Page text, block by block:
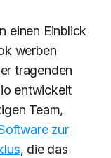
einen Einblick
werben
tragenden
entwickelt
Team,
zur
, die das